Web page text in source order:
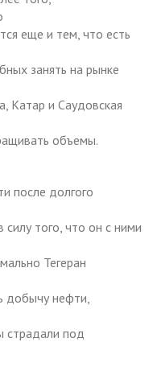
еще и тем, что есть
занять на рынке
Катар и Саудовская
объемы.
после долгого
того, что он с ними
Тегеран
добычу нефти,
страдали под